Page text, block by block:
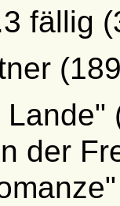
fällig
der